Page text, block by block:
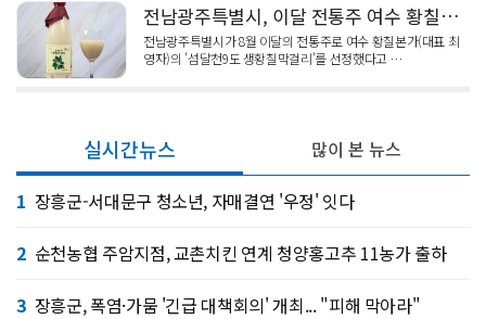
전남광주특별시, 이달 전통주 여수 황칠본가 ‘섬달천9도 생황칠막걸리’ 선정
전남광주특별시가 8월 이달의 전통주로 여수 황칠본가(대표 최
영자)의 '섬달천9도 생황칠막걸리'를 선정했다고 …
실시간뉴스
1 장흥군-서대문구 청소년, 자매결연 '우정' 잇다
2 순천농협 주암지점, 교촌치킨 연계 청양홍고추 11농가 출하
3 장흥군, 폭염·가뭄 '긴급 대책회의' 개최... "피해 막아라"
많이 본 뉴스